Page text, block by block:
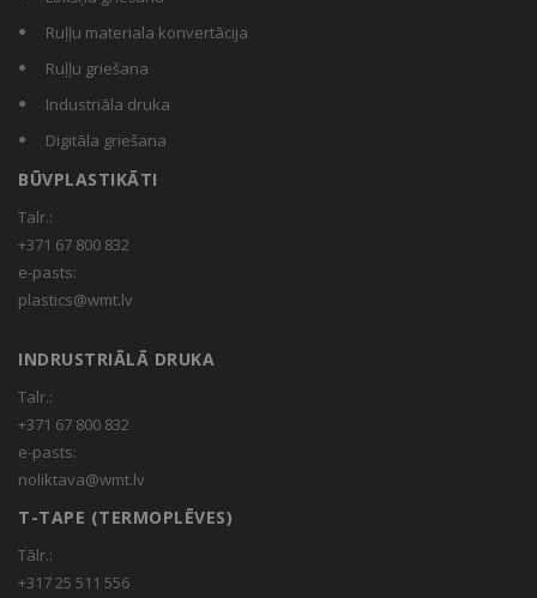
Ruļļu materiala konvertācija
Ruļļu griešana
Industriāla druka
Digitāla griešana
BŪVPLASTIKĀTI
Talr.:
+371 67 800 832
e-pasts:
plastics@wmt.lv
INDRUSTRIĀLĀ DRUKA
Talr.:
+371 67 800 832
e-pasts:
noliktava@wmt.lv
T-TAPE (TERMOPLĒVES)
Tālr.:
+317 25 511 556